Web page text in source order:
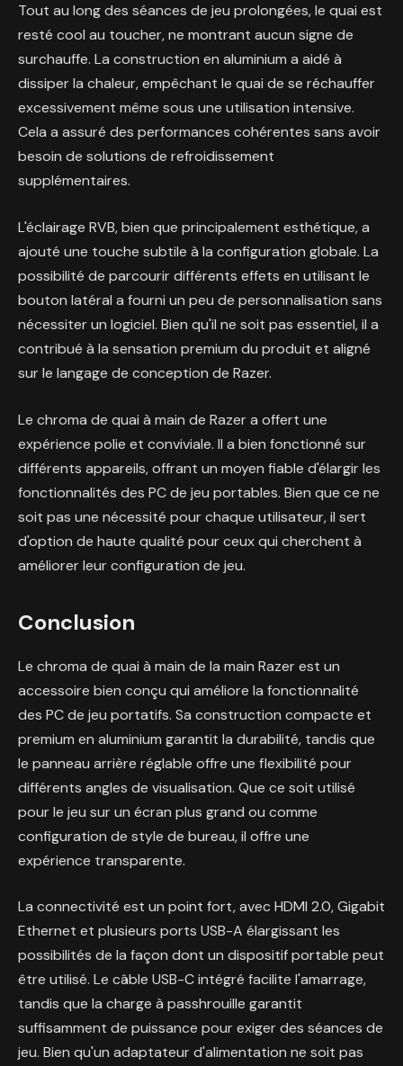
Tout au long des séances de jeu prolongées, le quai est
resté cool au toucher, ne montrant aucun signe de
surchauffe. La construction en aluminium a aidé à
dissiper la chaleur, empêchant le quai de se réchauffer
excessivement même sous une utilisation intensive.
Cela a assuré des performances cohérentes sans avoir
besoin de solutions de refroidissement
supplémentaires.
L'éclairage RVB, bien que principalement esthétique, a
ajouté une touche subtile à la configuration globale. La
possibilité de parcourir différents effets en utilisant le
bouton latéral a fourni un peu de personnalisation sans
nécessiter un logiciel. Bien qu'il ne soit pas essentiel, il a
contribué à la sensation premium du produit et aligné
sur le langage de conception de Razer.
Le chroma de quai à main de Razer a offert une
expérience polie et conviviale. Il a bien fonctionné sur
différents appareils, offrant un moyen fiable d'élargir les
fonctionnalités des PC de jeu portables. Bien que ce ne
soit pas une nécessité pour chaque utilisateur, il sert
d'option de haute qualité pour ceux qui cherchent à
améliorer leur configuration de jeu.
Conclusion
Le chroma de quai à main de la main Razer est un
accessoire bien conçu qui améliore la fonctionnalité
des PC de jeu portatifs. Sa construction compacte et
premium en aluminium garantit la durabilité, tandis que
le panneau arrière réglable offre une flexibilité pour
différents angles de visualisation. Que ce soit utilisé
pour le jeu sur un écran plus grand ou comme
configuration de style de bureau, il offre une
expérience transparente.
La connectivité est un point fort, avec HDMI 2.0, Gigabit
Ethernet et plusieurs ports USB-A élargissant les
possibilités de la façon dont un dispositif portable peut
être utilisé. Le câble USB-C intégré facilite l'amarrage,
tandis que la charge à passhrouille garantit
suffisamment de puissance pour exiger des séances de
jeu. Bien qu'un adaptateur d'alimentation ne soit pas